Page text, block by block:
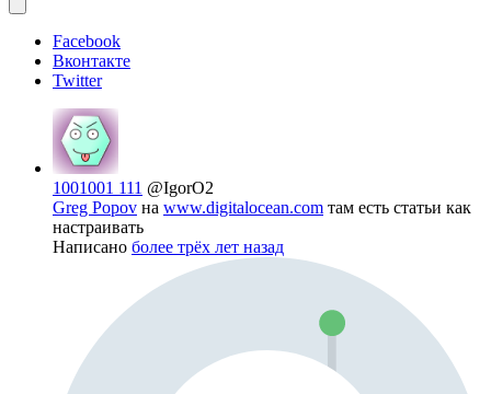
Facebook
Вконтакте
Twitter
1001001 111 @IgorO2
Greg Popov на www.digitalocean.com там есть статьи как
настраивать
Написано более трёх лет назад